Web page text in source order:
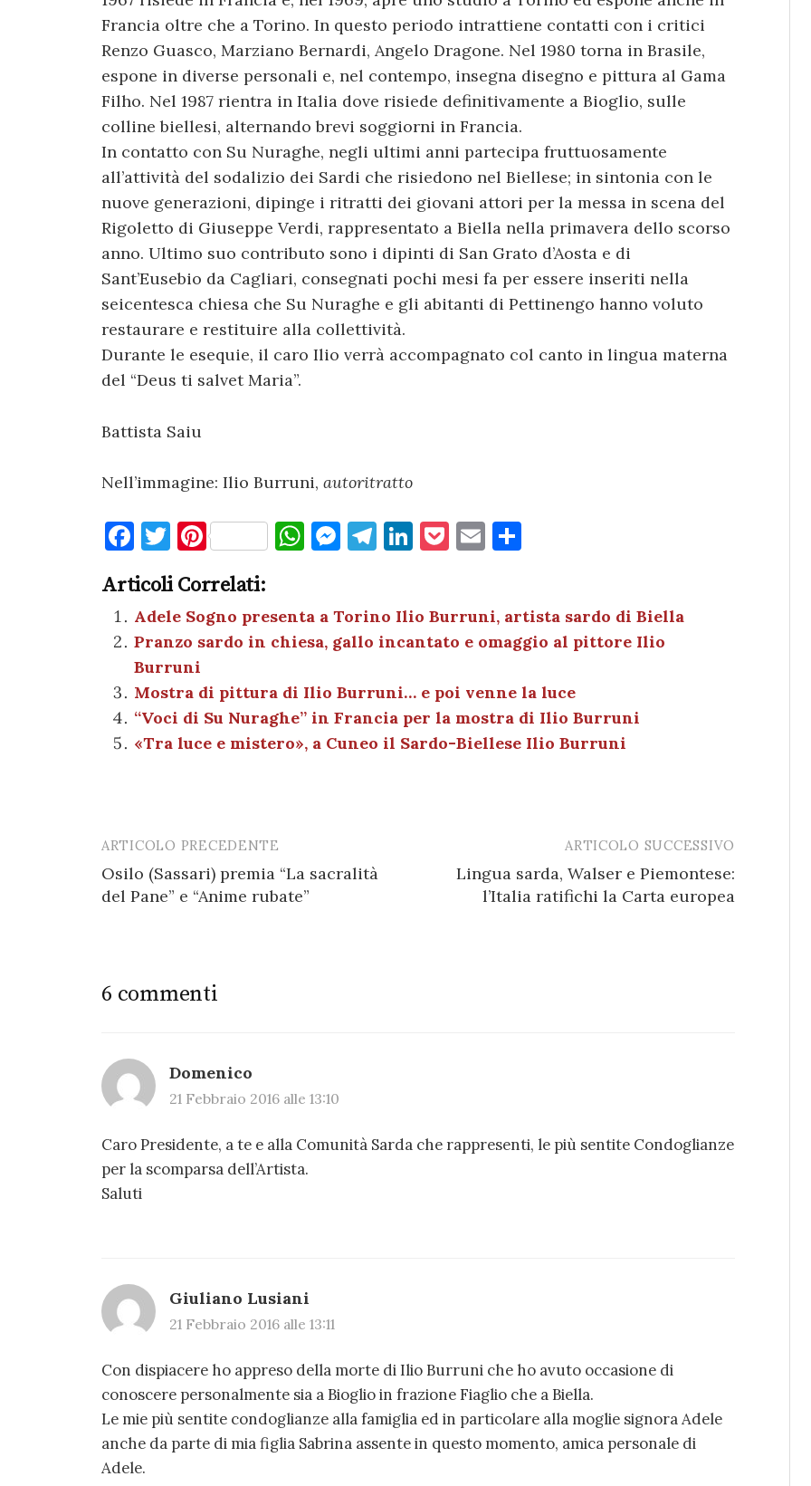
Francia oltre che a Torino. In questo periodo intrattiene contatti con i critici
Renzo Guasco, Marziano Bernardi, Angelo Dragone. Nel 1980 torna in Brasile,
espone in diverse personali e, nel contempo, insegna disegno e pittura al Gama
Filho. Nel 1987 rientra in Italia dove risiede definitivamente a Bioglio, sulle
colline biellesi, alternando brevi soggiorni in Francia.
In contatto con Su Nuraghe, negli ultimi anni partecipa fruttuosamente
all’attività del sodalizio dei Sardi che risiedono nel Biellese; in sintonia con le
nuove generazioni, dipinge i ritratti dei giovani attori per la messa in scena del
Rigoletto di Giuseppe Verdi, rappresentato a Biella nella primavera dello scorso
anno. Ultimo suo contributo sono i dipinti di San Grato d’Aosta e di
Sant’Eusebio da Cagliari, consegnati pochi mesi fa per essere inseriti nella
seicentesca chiesa che Su Nuraghe e gli abitanti di Pettinengo hanno voluto
restaurare e restituire alla collettività.
Durante le esequie, il caro Ilio verrà accompagnato col canto in lingua materna
del “Deus ti salvet Maria”.
Battista Saiu
Nell’immagine: Ilio Burruni, autoritratto
F
c
e
b
o
o
k
T
it
te
r
Pi
er
es
t
W
s
A
p
p
M
n
g
er
T
gr
a
m
Li
e
dI
n
P
k
et
E
l di
vi
di
Articoli Correlati:
Adele Sogno presenta a Torino Ilio Burruni, artista sardo di Biella
Pranzo sardo in chiesa, gallo incantato e omaggio al pittore Ilio
Burruni
Mostra di pittura di Ilio Burruni… e poi venne la luce
“Voci di Su Nuraghe” in Francia per la mostra di Ilio Burruni
«Tra luce e mistero», a Cuneo il Sardo-Biellese Ilio Burruni
Post
navigation
ARTICOLO PRECEDENTE
Osilo (Sassari) premia “La sacralità
del Pane” e “Anime rubate”
ARTICOLO SUCCESSIVO
Lingua sarda, Walser e Piemontese:
l’Italia ratifichi la Carta europea
6 commenti
Domenico
21 Febbraio 2016 alle 13:10
Caro Presidente, a te e alla Comunità Sarda che rappresenti, le più sentite Condoglianze
per la scomparsa dell’Artista.
Saluti
Giuliano Lusiani
21 Febbraio 2016 alle 13:11
Con dispiacere ho appreso della morte di Ilio Burruni che ho avuto occasione di
conoscere personalmente sia a Bioglio in frazione Fiaglio che a Biella.
Le mie più sentite condoglianze alla famiglia ed in particolare alla moglie signora Adele
anche da parte di mia figlia Sabrina assente in questo momento, amica personale di
Adele.